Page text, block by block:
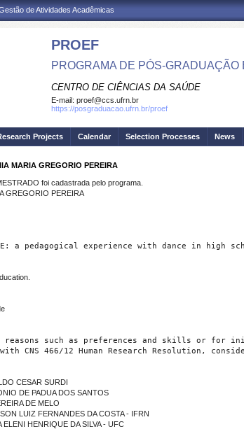
de Atividades Acadêmicas
PROEF
PROGRAMA DE PÓS-
CENTRO DE CIÊNCIAS DA SAÚDE
E-mail: proef@ccs.ufrn.br
https://posgraduacao.ufrn.br/proef
Projects Calendar Selection Processes News
MARIA GREGORIO PEREIRA
foi cadastrada pelo programa.
GREGORIO PEREIRA
a pedagogical experience with dance in
reasons such as preferences and skills or for
CNS 466/12 Human Research Resolution,
CESAR SURDI
DE PADUA DOS SANTOS
DE MELO
LUIZ FERNANDES DA COSTA - IFRN
HENRIQUE DA SILVA - UFC